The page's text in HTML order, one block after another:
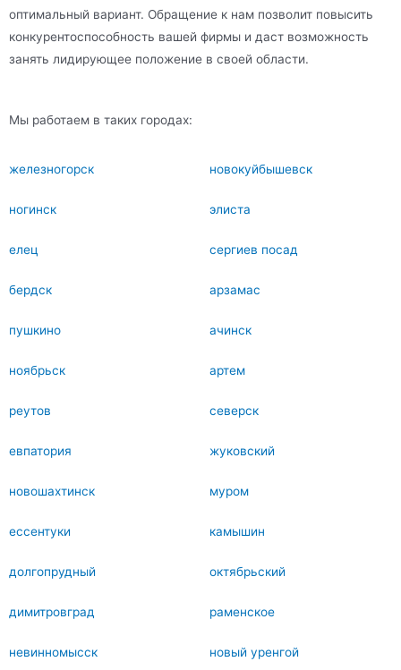
оптимальный вариант. Обращение к нам позволит повысить
конкурентоспособность вашей фирмы и даст возможность
занять лидирующее положение в своей области.
Мы работаем в таких городах:
железногорск новокуйбышевск
ногинск элиста
елец сергиев посад
бердск арзамас
пушкино ачинск
ноябрьск артем
реутов северск
евпатория жуковский
новошахтинск муром
ессентуки камышин
долгопрудный октябрьский
димитровград раменское
невинномысск новый уренгой